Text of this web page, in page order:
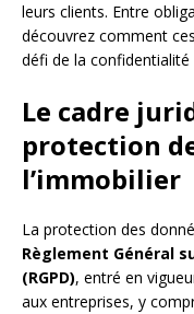
leurs clients. Entre
découvrez comment
défi de la confidentialité
Le cadre
protection
l’immobilier
La protection des
Règlement Général
(RGPD), entré en
aux entreprises, y